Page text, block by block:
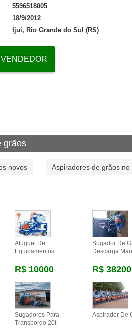
5596518005
18/9/2012
Ijuí, Rio Grande do Sul (RS)
grãos
novos Aspiradores de grãos
Aluguel De
Equipamentos
R$ 10000
Sugador De
Descarga
R$ 38200
Sugadores Para
Transbordo 20t
Aspirador De